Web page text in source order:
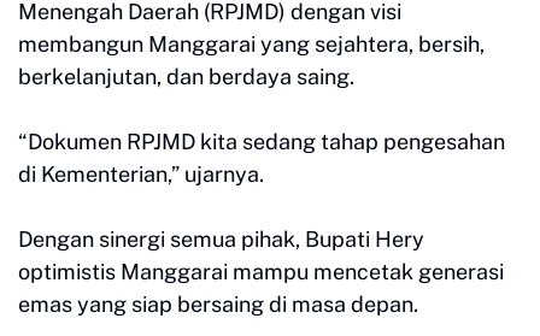
Menengah Daerah (RPJMD) dengan visi
membangun Manggarai yang sejahtera, bersih,
berkelanjutan, dan berdaya saing.
“Dokumen RPJMD kita sedang tahap pengesahan
di Kementerian,” ujarnya.
Dengan sinergi semua pihak, Bupati Hery
optimistis Manggarai mampu mencetak generasi
emas yang siap bersaing di masa depan.